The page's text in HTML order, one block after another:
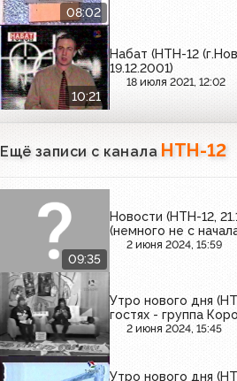
08:02
10:21
Набат (НТН-12
19.12.2001)
18 июля 2021, 12:02
Ещё записи с канала НТН-12
09:35
Новости (НТН-12,
(немного не с
2 июня 2024, 15:59
Утро нового дня
гостях - группа
2 июня 2024, 15:45
Утро нового дня